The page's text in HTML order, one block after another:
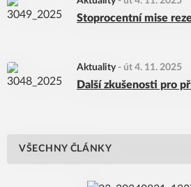
Stoprocentní mise
Aktuality - út 4. 11. 2025
Další zkušenosti pro
VŠECHNY ČLÁNKY